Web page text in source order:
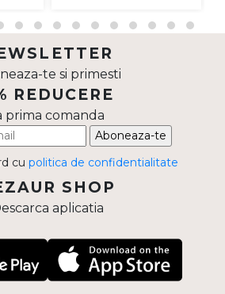
te si primesti
REDUCERE
prima comanda
Aboneaza-te
cu politica de confidentialitate
SHOP
aplicatia